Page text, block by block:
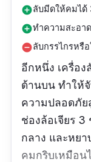
add_circleลับมีดให้คมได้
add_circleทำความสะอา
remove_circleลับกรรไกรหรื
อีกหนึ่ง เครื่อ
ด้านบน ทำให้
ความปลอดภั
ช่องล้อเจียร 3
กลาง และหยา
คมกริบเหมือน